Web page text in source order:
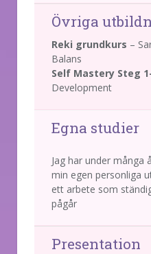
Övriga
Reki grundkurs –
Balans
Self Mastery Steg
Development
Egna studier
Jag har under många
min egen personliga
ett arbete som
pågår
Presentation